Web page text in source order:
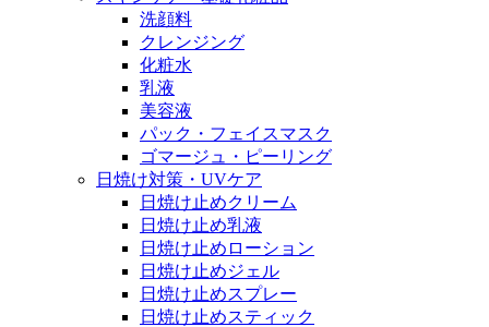
洗顔料
クレンジング
化粧水
乳液
美容液
パック・フェイスマスク
ゴマージュ・ピーリング
日焼け対策・UVケア
日焼け止めクリーム
日焼け止め乳液
日焼け止めローション
日焼け止めジェル
日焼け止めスプレー
日焼け止めスティック